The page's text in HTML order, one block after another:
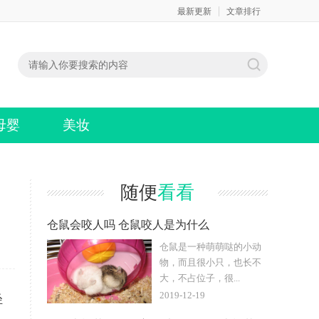
最新更新 文章排行
婴 美妆
随便看看
仓鼠会咬人吗 仓鼠咬人是为什么
仓鼠是一种萌萌哒的小动
物，而且很小只，也长不
大，不占位子，很...
2019-12-19